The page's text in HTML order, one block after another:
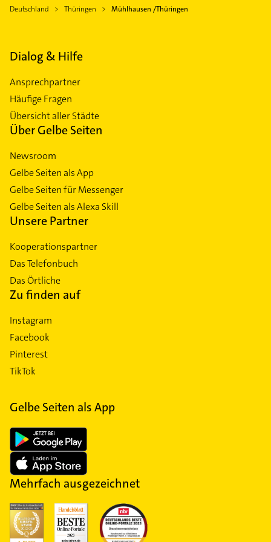
Deutschland Thüringen Mühlhausen /Thüringen
Dialog & Hilfe
Ansprechpartner
Häufige Fragen
Übersicht aller Städte
Über Gelbe Seiten
Newsroom
Gelbe Seiten als App
Gelbe Seiten für Messenger
Gelbe Seiten als Alexa Skill
Unsere Partner
Kooperationspartner
Das Telefonbuch
Das Örtliche
Zu finden auf
Instagram
Facebook
Pinterest
TikTok
Gelbe Seiten als App
Mehrfach ausgezeichnet